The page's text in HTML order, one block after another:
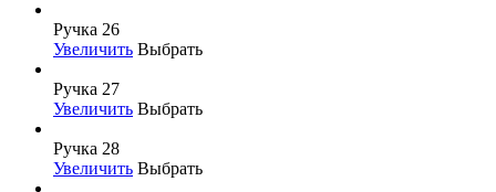
Ручка 26
Увеличить Выбрать
Ручка 27
Увеличить Выбрать
Ручка 28
Увеличить Выбрать